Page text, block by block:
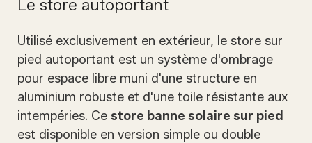
Le store autoportant
Utilisé exclusivement en extérieur, le store sur
pied autoportant est un système d'ombrage
pour espace libre muni d'une structure en
aluminium robuste et d'une toile résistante aux
intempéries. Ce store banne solaire sur pied
est disponible en version simple ou double